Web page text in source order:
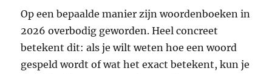
Op een bepaalde manier zijn woordenboeken in
2026 overbodig geworden. Heel concreet
betekent dit: als je wilt weten hoe een woord
gespeld wordt of wat het exact betekent, kun je